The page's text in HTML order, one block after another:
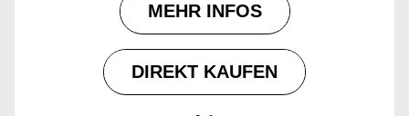
MEHR INFOS
DIREKT KAUFEN